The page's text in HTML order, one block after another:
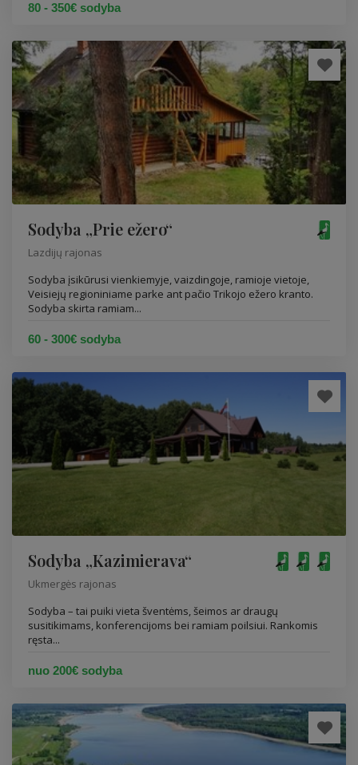
80 - 350€ sodyba
Sodyba „Prie ežero“
Lazdijų rajonas
Sodyba įsikūrusi vienkiemyje, vaizdingoje, ramioje vietoje,
Veisiejų regioniniame parke ant pačio Trikojo ežero kranto.
Sodyba skirta ramiam...
60 - 300€ sodyba
Sodyba „Kazimierava“
Ukmergės rajonas
Sodyba – tai puiki vieta šventėms, šeimos ar draugų
susitikimams, konferencijoms bei ramiam poilsiui. Rankomis
ręsta...
nuo 200€ sodyba